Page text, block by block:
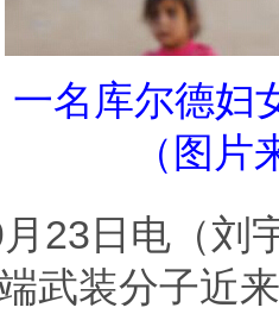
一名库尔德妇
（图
23日电（刘
武装分子近